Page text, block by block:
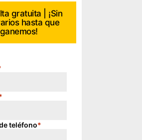
gratuita | ¡Sin
hasta que
ganemos!
teléfono*